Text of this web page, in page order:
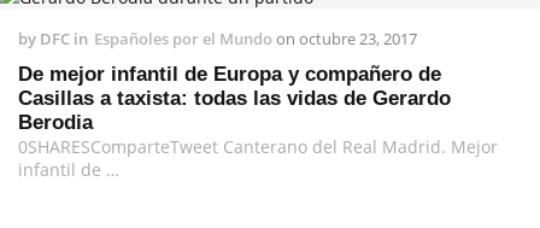
by DFC in Españoles por el Mundo on octubre 23, 2017
De mejor infantil de Europa y compañero de
Casillas a taxista: todas las vidas de Gerardo
Berodia
0SHARESComparteTweet Canterano del Real Madrid. Mejor
infantil de …